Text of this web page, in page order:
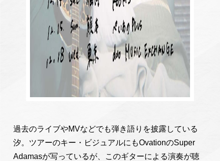
過去のライブやMVなどでも弾き語りを披露している
汐。ツアーのキー・ビジュアルにもOvationのSuper
Adamasが写っているが、このギターによる演奏が聴